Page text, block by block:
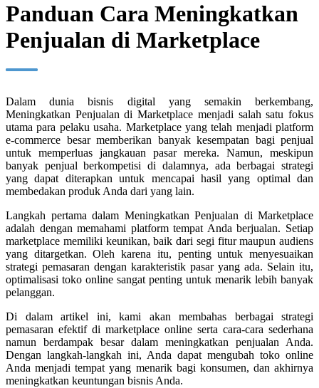
Panduan Cara Meningkatkan
Penjualan di Marketplace
Dalam dunia bisnis digital yang semakin berkembang,
Meningkatkan Penjualan di Marketplace menjadi salah satu fokus
utama para pelaku usaha. Marketplace yang telah menjadi platform
e-commerce besar memberikan banyak kesempatan bagi penjual
untuk memperluas jangkauan pasar mereka. Namun, meskipun
banyak penjual berkompetisi di dalamnya, ada berbagai strategi
yang dapat diterapkan untuk mencapai hasil yang optimal dan
membedakan produk Anda dari yang lain.
Langkah pertama dalam Meningkatkan Penjualan di Marketplace
adalah dengan memahami platform tempat Anda berjualan. Setiap
marketplace memiliki keunikan, baik dari segi fitur maupun audiens
yang ditargetkan. Oleh karena itu, penting untuk menyesuaikan
strategi pemasaran dengan karakteristik pasar yang ada. Selain itu,
optimalisasi toko online sangat penting untuk menarik lebih banyak
pelanggan.
Di dalam artikel ini, kami akan membahas berbagai strategi
pemasaran efektif di marketplace online serta cara-cara sederhana
namun berdampak besar dalam meningkatkan penjualan Anda.
Dengan langkah-langkah ini, Anda dapat mengubah toko online
Anda menjadi tempat yang menarik bagi konsumen, dan akhirnya
meningkatkan keuntungan bisnis Anda.